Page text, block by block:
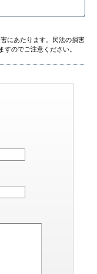
にあたります。民法の損害
のでご注意ください。